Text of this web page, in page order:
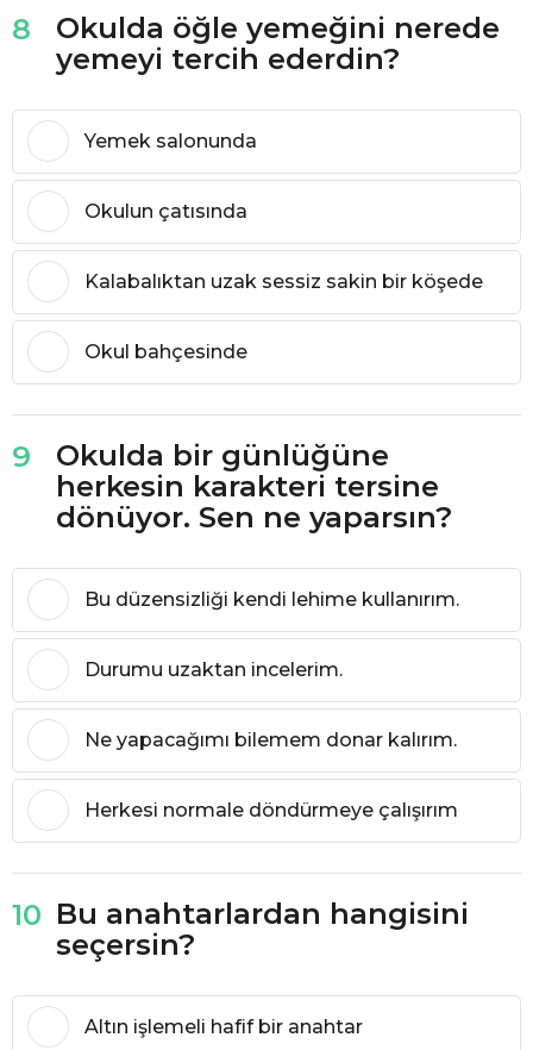
8
Okulda öğle yemeğini nerede
yemeyi tercih ederdin?
Yemek salonunda
Okulun çatısında
Kalabalıktan uzak sessiz sakin bir köşede
Okul bahçesinde
9
Okulda bir günlüğüne
herkesin karakteri tersine
dönüyor. Sen ne yaparsın?
Bu düzensizliği kendi lehime kullanırım.
Durumu uzaktan incelerim.
Ne yapacağımı bilemem donar kalırım.
Herkesi normale döndürmeye çalışırım
10 Bu anahtarlardan hangisini
seçersin?
Altın işlemeli hafif bir anahtar